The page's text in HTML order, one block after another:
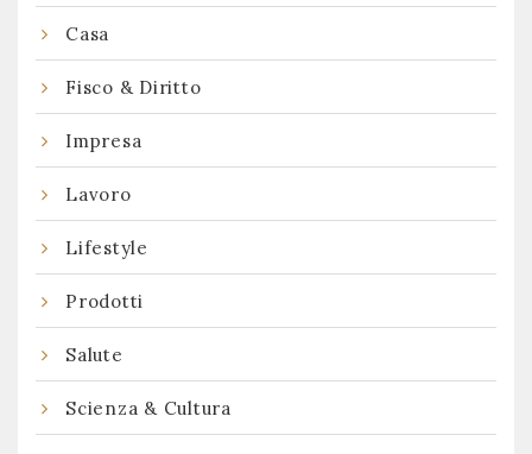
Casa
Fisco & Diritto
Impresa
Lavoro
Lifestyle
Prodotti
Salute
Scienza & Cultura